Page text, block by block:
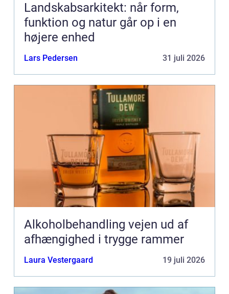
Landskabsarkitekt: når form,
funktion og natur går op i en
højere enhed
Lars Pedersen 31 juli 2026
Alkoholbehandling vejen ud af
afhængighed i trygge rammer
Laura Vestergaard 19 juli 2026